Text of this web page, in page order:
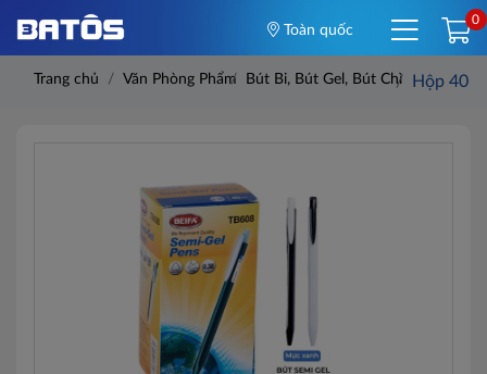
Toàn quốc
0
Trang chủ Văn Phòng Phẩm Bút Bi, Bút Gel, Bút Chì Hộp 40